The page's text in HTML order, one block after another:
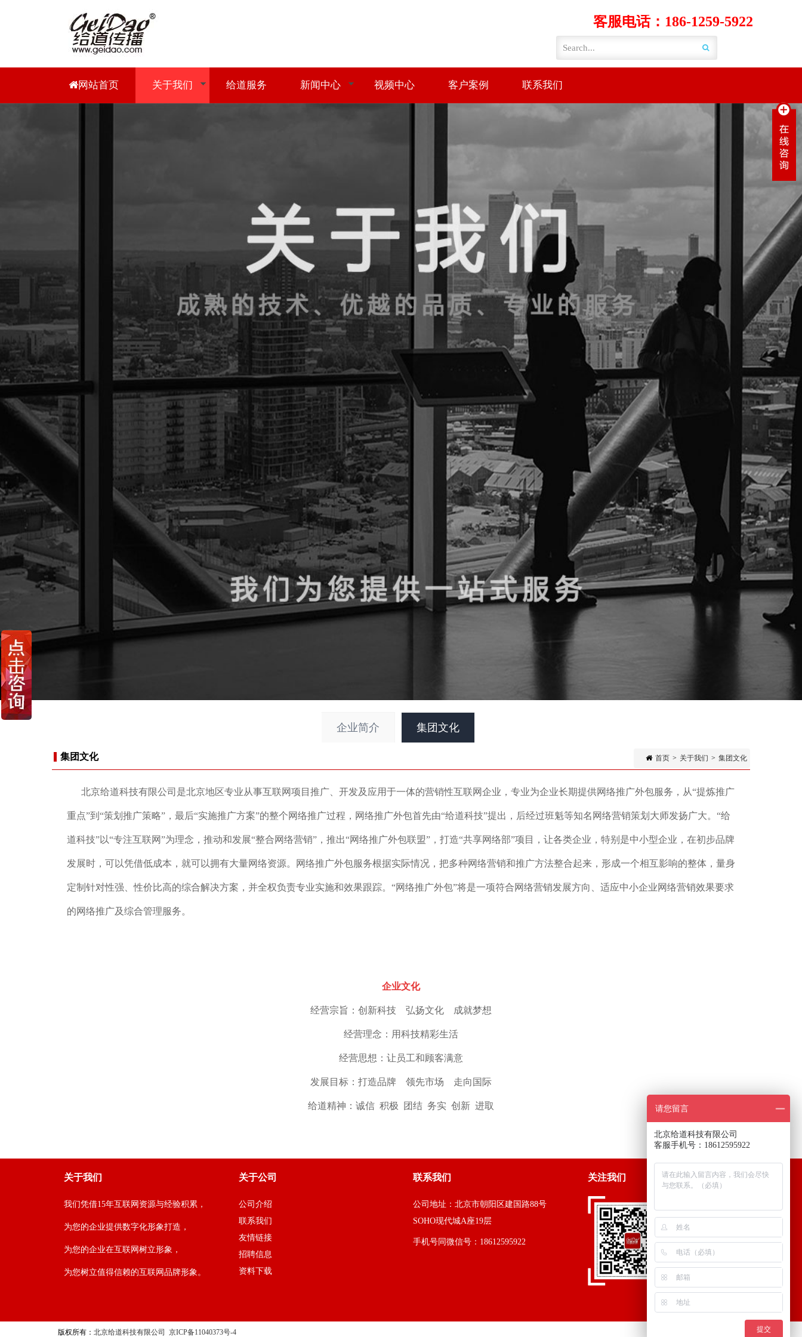
客服电话：186-1259-5922
网站首页 关于我们 给道服务 新闻中心 视频中心 客户案例 联系我们
企业简介 集团文化
首页 > 关于我们 > 集团文化
集团文化
北京给道科技有限公司是北京地区专业从事互联网项目推广、开发及应用于一体的营销性互联网企业，专业为企业长期提供网络推广外包服务，从“提炼推广
重点”到“策划推广策略”，最后“实施推广方案”的整个网络推广过程，网络推广外包首先由“给道科技”提出，后经过班魁等知名网络营销策划大师发扬广大。“给
道科技”以“专注互联网”为理念，推动和发展“整合网络营销”，推出“网络推广外包联盟”，打造“共享网络部”项目，让各类企业，特别是中小型企业，在初步品牌
发展时，可以凭借低成本，就可以拥有大量网络资源。网络推广外包服务根据实际情况，把多种网络营销和推广方法整合起来，形成一个相互影响的整体，量身
定制针对性强、性价比高的综合解决方案，并全权负责专业实施和效果跟踪。“网络推广外包”将是一项符合网络营销发展方向、适应中小企业网络营销效果要求
的网络推广及综合管理服务。
企业文化
经营宗旨：创新科技 弘扬文化 成就梦想
经营理念：用科技精彩生活
经营思想：让员工和顾客满意
发展目标：打造品牌 领先市场 走向国际
给道精神：诚信 积极 团结 务实 创新 进取
关于我们
我们凭借15年互联网资源与经验积累，
为您的企业提供数字化形象打造，
为您的企业在互联网树立形象，
为您树立值得信赖的互联网品牌形象。
关于公司
公司介绍
联系我们
友情链接
招聘信息
资料下载
联系我们
公司地址：北京市朝阳区建国路88号
SOHO现代城A座19层
手机号同微信号：18612595922
关注我们
版权所有： 北京给道科技有限公司 京ICP备11040373号-4
请您留言
北京给道科技有限公司
客服手机号：18612595922
提交